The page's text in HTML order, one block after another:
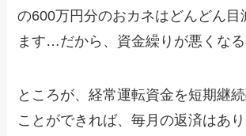
の600万円分のおカネはどんどん目
ます…だから、資金繰りが悪くなる
ところが、経常運転資金を短期継
ことができれば、毎月の返済はあ